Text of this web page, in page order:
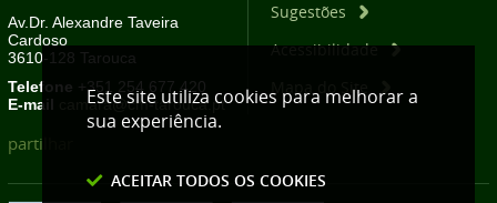
Av.Dr. Alexandre Taveira
Cardoso
3610-128 Tarouca
Telefone +351 254 677 420
E-mail
camara@cm-tarouca.pt
Sugestões
Acessibilidade
Mapa do Site
partilhar
Este site utiliza cookies para melhorar a
sua experiência.
ACEITAR TODOS OS COOKIES